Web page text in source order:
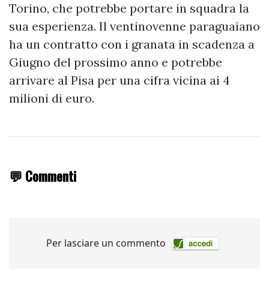
Torino, che potrebbe portare in squadra la
sua esperienza. Il ventinovenne paraguaiano
ha un contratto con i granata in scadenza a
Giugno del prossimo anno e potrebbe
arrivare al Pisa per una cifra vicina ai 4
milioni di euro.
💬 Commenti